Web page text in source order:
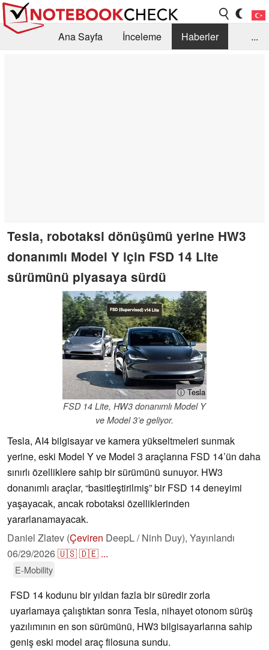
Ana Sayfa İnceleme
Haberler
...
Tesla, robotaksi dönüşümü yerine HW3
donanımlı Model Y için FSD 14 Lite
sürümünü piyasaya sürdü
ⓘ Tesla
FSD 14 Lite, HW3 donanımlı Model Y
ve Model 3’e geliyor.
Tesla, AI4 bilgisayar ve kamera yükseltmeleri sunmak
yerine, eski Model Y ve Model 3 araçlarına FSD 14’ün daha
sınırlı özelliklere sahip bir sürümünü sunuyor. HW3
donanımlı araçlar, “basitleştirilmiş” bir FSD 14 deneyimi
yaşayacak, ancak robotaksi özelliklerinden
yararlanamayacak.
Daniel Zlatev (Çeviren DeepL / Ninh Duy), Yayınlandı
06/29/2026🇺🇸🇩🇪 ...
E-Mobility
FSD 14 kodunu bir yıldan fazla bir süredir zorla
uyarlamaya çalıştıktan sonra Tesla, nihayet otonom sürüş
yazılımının en son sürümünü, HW3 bilgisayarlarına sahip
geniş eski model araç filosuna sundu.